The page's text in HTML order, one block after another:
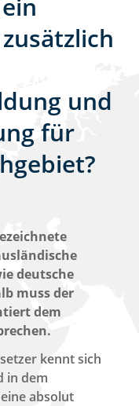
und
für
deutsche
muss der
dem
kennt sich
in dem
absolut
8.
*
gelesen und
Kontaktaufnahme
gespeichert
Zeichen in das
Spam und Ihre
Vielen Dank für Ihr
9.